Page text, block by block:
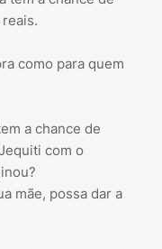
como para quem
a chance de
com o
mãe, possa dar a